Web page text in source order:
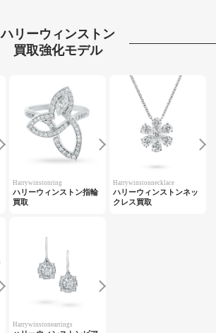
ハリーウィンストン
買取強化モデル
Harrywinstonring
ハリーウィンストン指輪
買取
Harrywinstonnecklace
ハリーウィンストンネッ
クレス買取
Harrywinstonearrings